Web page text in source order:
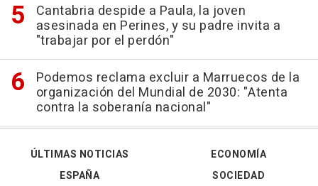
Cantabria despide a Paula, la joven
asesinada en Perines, y su padre invita a
"trabajar por el perdón"
Podemos reclama excluir a Marruecos de la
organización del Mundial de 2030: "Atenta
contra la soberanía nacional"
ÚLTIMAS NOTICIAS
ESPAÑA
ECONOMÍA
SOCIEDAD